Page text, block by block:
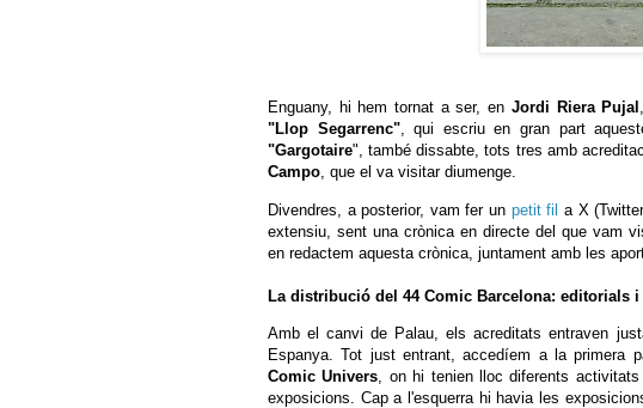
Enguany, hi hem tornat a ser, en Jordi Riera Pujal
"Llop Segarrenc", qui escriu en gran part
"Gargotaire", també dissabte, tots tres amb
Campo, que el va visitar diumenge.
Divendres, a posterior, vam fer un petit fil a X
extensiu, sent una crònica en directe del que vam
en redactem aquesta crònica, juntament amb les
La distribució del 44 Comic Barcelona: editorials
Amb el canvi de Palau, els acreditats entraven
Espanya. Tot just entrant, accedíem a la primera
Comic Univers , on hi tenien lloc diferents
exposicions. Cap a l'esquerra hi havia les